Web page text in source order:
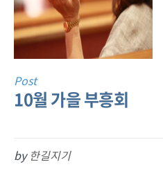
Post
10월 가을 부흥회
by 한길지기